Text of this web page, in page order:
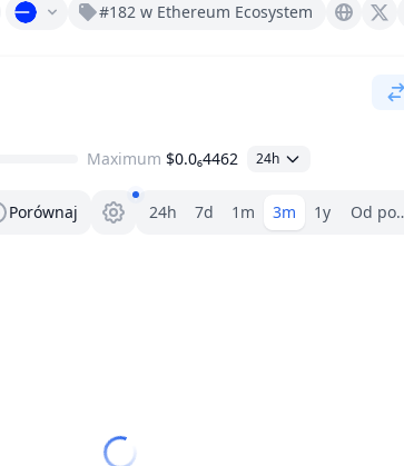
#182 w Ethereum Ecosystem Foom.club X (Twitter)
Maximum $0.0₆4462 24h
Porównaj Wybór zakresu.
24h 7d 1m 3m 1y Od